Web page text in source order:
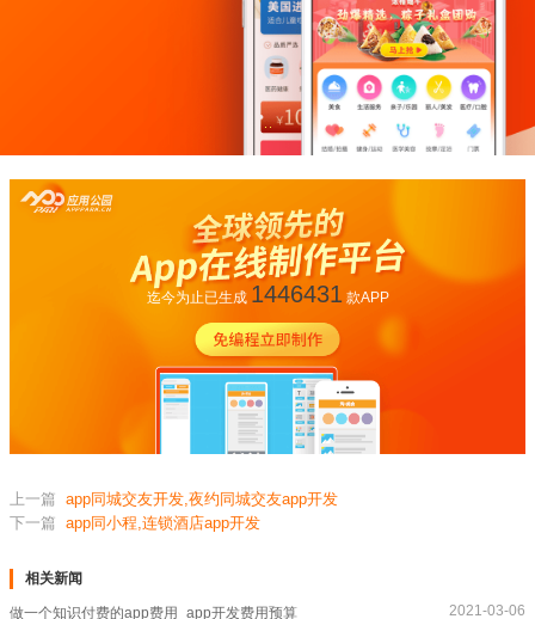
迄今为止已生成 1446431款APP
上一篇 app同城交友开发,夜约同城交友app开发
下一篇 app同小程,连锁酒店app开发
相关新闻
做一个知识付费的app费用_app开发费用预算 2021-03-06